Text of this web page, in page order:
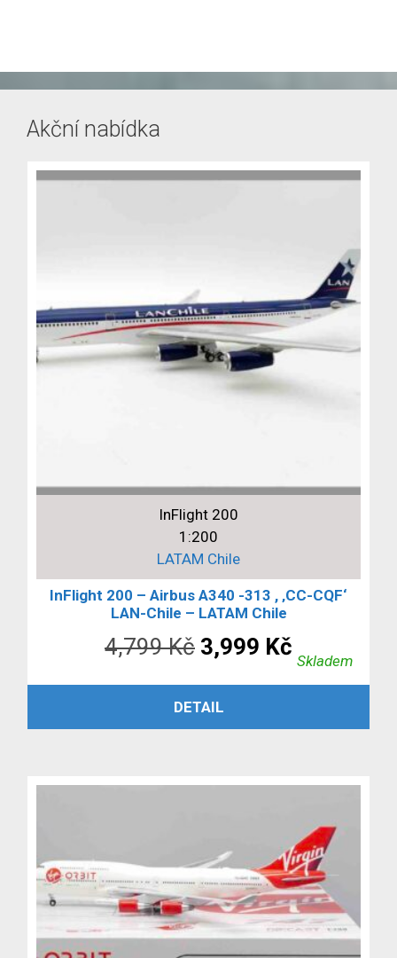
Akční nabídka
InFlight 200
1:200
LATAM Chile
InFlight 200 – Airbus A340 -313 , ‚CC-CQF‘
LAN-Chile – LATAM Chile
4,799Kč Původní
cena
byla:
3,999 Kč
cena
Skladem
PŘIDAT DO KOŠÍKU
DETAIL